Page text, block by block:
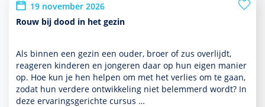
19 november 2026
Rouw bij dood in het gezin
Als binnen een gezin een ouder, broer of zus overlijdt,
reageren kin­de­ren en jongeren daar op hun eigen manier
op. Hoe kun je hen helpen om met het verlies om te gaan,
zodat hun verdere ont­wikke­ling niet belemmerd wordt? In
deze ervaringsgerichte cursus …